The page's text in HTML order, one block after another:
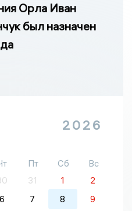
Орла Иван
был назначен
2026
Пт Сб
Вс
31 1
2
6 7 8
9